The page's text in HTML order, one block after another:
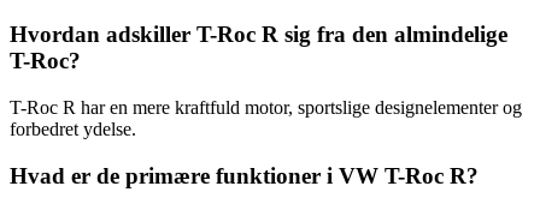
Hvordan adskiller T-Roc R sig fra den almindelige
T-Roc?
T-Roc R har en mere kraftfuld motor, sportslige designelementer og
forbedret ydelse.
Hvad er de primære funktioner i VW T-Roc R?